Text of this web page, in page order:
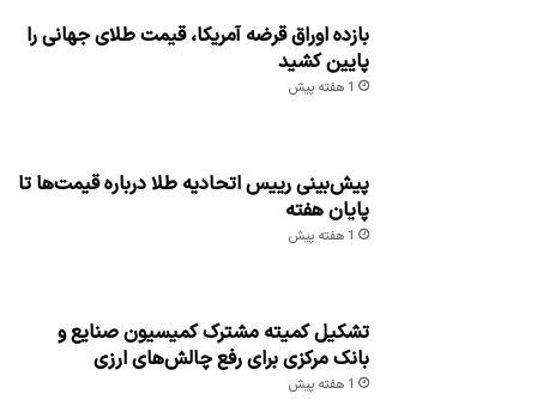
بازده اوراق قرضه آمریکا، قیمت طلای جهانی را
پایین کشید
1 هفته پیش
پیش‌بینی رییس اتحادیه طلا درباره قیمت‌ها تا
پایان هفته
1 هفته پیش
تشکیل کمیته مشترک کمیسیون صنایع و
بانک مرکزی برای رفع چالش‌های ارزی
1 هفته پیش